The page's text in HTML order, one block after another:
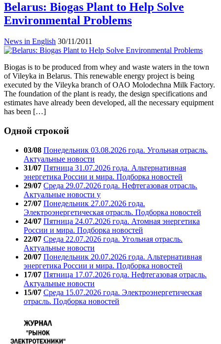
Belarus: Biogas Plant to Help Solve
Environmental Problems
News in English 30/11/2011
Biogas is to be produced from whey and waste waters in the town
of Vileyka in Belarus. This renewable energy project is being
executed by the Vileyka branch of OAO Molodechna Milk Factory.
The foundation of the plant is ready, the design specifications and
estimates have already been developed, all the necessary equipment
has been […]
Одной строкой
03/08 Понедельник 03.08.2026 года. Угольная отрасль.
Актуальные новости
31/07 Пятница 31.07.2026 года. Альтернативная
энергетика России и мира. Подборка новостей
29/07 Среда 29.07.2026 года. Нефтегазовая отрасль.
Актуальные новости у
27/07 Понедельник 27.07.2026 года.
Электроэнергетическая отрасль. Подборка новостей
24/07 Пятница 24.07.2026 года. Атомная энергетика
России и мира. Подборка новостей
22/07 Среда 22.07.2026 года. Угольная отрасль.
Актуальные новости
20/07 Понедельник 20.07.2026 года. Альтернативная
энергетика России и мира. Подборка новостей
17/07 Пятница 17.07.2026 года. Нефтегазовая отрасль.
Актуальные новости
15/07 Среда 15.07.2026 года. Электроэнергетическая
отрасль. Подборка новостей